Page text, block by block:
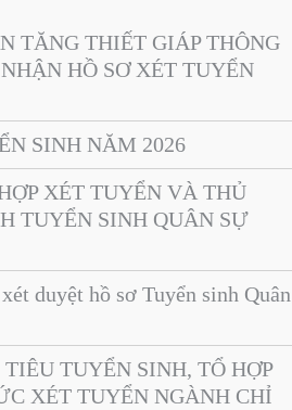
TĂNG THIẾT GIÁP THÔNG
HỒ SƠ XÉT TUYỂN
SINH NĂM 2026
XÉT TUYỂN VÀ THỦ
TUYỂN SINH QUÂN SỰ
duyệt hồ sơ Tuyển sinh Quân
TUYỂN SINH, TỔ HỢP
XÉT TUYỂN NGÀNH CHỈ